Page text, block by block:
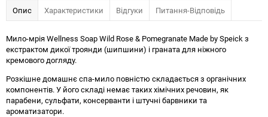
Опис Характеристики Відгуки Питання-Відповідь
Мило-мрія Wellness Soap Wild Rose & Pomegranate Made by Speick з
екстрактом дикої троянди (шипшини) і граната для ніжного
кремового догляду.
Розкішне домашнє спа-мило повністю складається з органічних
компонентів. У його складі немає таких хімічних речовин, як
парабени, сульфати, консерванти і штучні барвники та
ароматизатори.